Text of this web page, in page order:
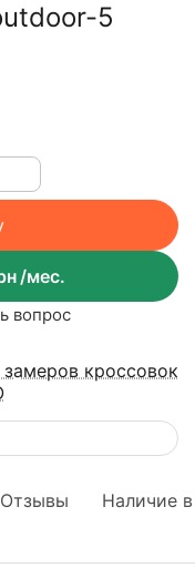
5
/мес.
вопрос
кроссовок
Отзывы Наличие